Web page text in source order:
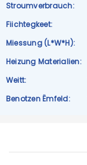
Stroumverbrauch:
Fiichtegkeet:
Miessung (L*W*H):
Heizung Materialien:
Weitt:
Benotzen Ëmfeld: